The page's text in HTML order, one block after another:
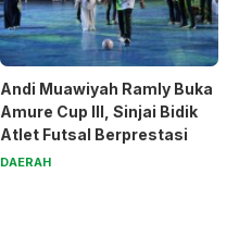
Andi Muawiyah Ramly Buka
Amure Cup III, Sinjai Bidik
Atlet Futsal Berprestasi
DAERAH